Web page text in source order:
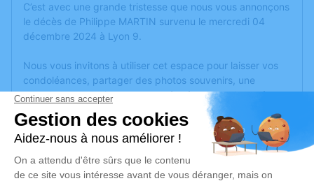
C’est avec une grande tristesse que nous vous annonçons
le décès de Philippe MARTIN survenu le mercredi 04
décembre 2024 à Lyon 9.
Nous vous invitons à utiliser cet espace pour laisser vos
condoléances, partager des photos souvenirs, une
anecdote ou exprimer vos pensées à travers des poèmes
ou des textes. Cet endroit est un lieu d'expression dédié à
honorer la mémoire de Philippe MARTIN.
Un service de plantation d’arbre hommage estdisponible